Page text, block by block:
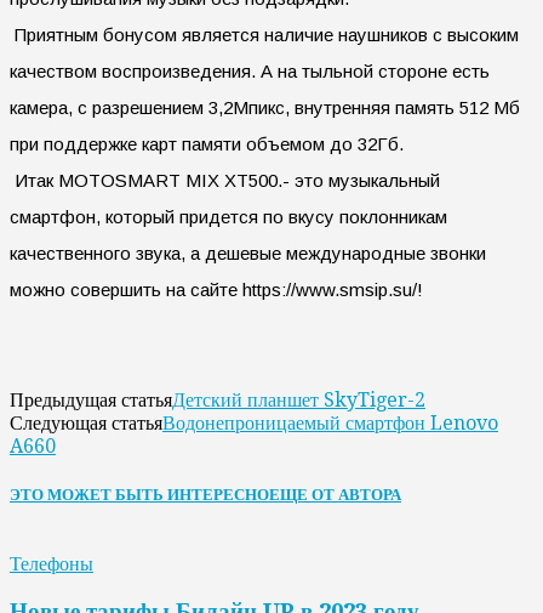
Приятным бонусом является наличие наушников с высоким
качеством воспроизведения. А на тыльной стороне есть
камера, с разрешением 3,2Мпикс, внутренняя память 512 Мб
при поддержке карт памяти объемом до 32Гб.
Итак MOTOSMART MIX XT500.- это музыкальный
смартфон, который придется по вкусу поклонникам
качественного звука, а дешевые международные звонки
можно совершить на сайте https://www.smsip.su/!
Предыдущая статьяДетский планшет SkyTiger-2
Следующая статьяВодонепроницаемый смартфон Lenovo
A660
ЭТО МОЖЕТ БЫТЬ ИНТЕРЕСНОЕЩЕ ОТ АВТОРА
Телефоны